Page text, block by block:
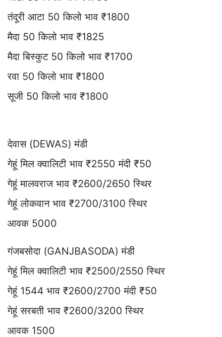
तंदूरी आटा 50 किलो भाव ₹1800
मैदा 50 किलो भाव ₹1825
मैदा बिस्कुट 50 किलो भाव ₹1700
रवा 50 किलो भाव ₹1800
सूजी 50 किलो भाव ₹1800
देवास (DEWAS) मंडी
गेहूं मिल क्वालिटी भाव ₹2550 मंदी ₹50
गेहूं मालवराज भाव ₹2600/2650 स्थिर
गेहूं लोकवान भाव ₹2700/3100 स्थिर
आवक 5000
गंजबसोदा (GANJBASODA) मंडी
गेहूं मिल क्वालिटी भाव ₹2500/2550 स्थिर
गेहूं 1544 भाव ₹2600/2700 मंदी ₹50
गेहूं सरबती भाव ₹2600/3200 स्थिर
आवक 1500